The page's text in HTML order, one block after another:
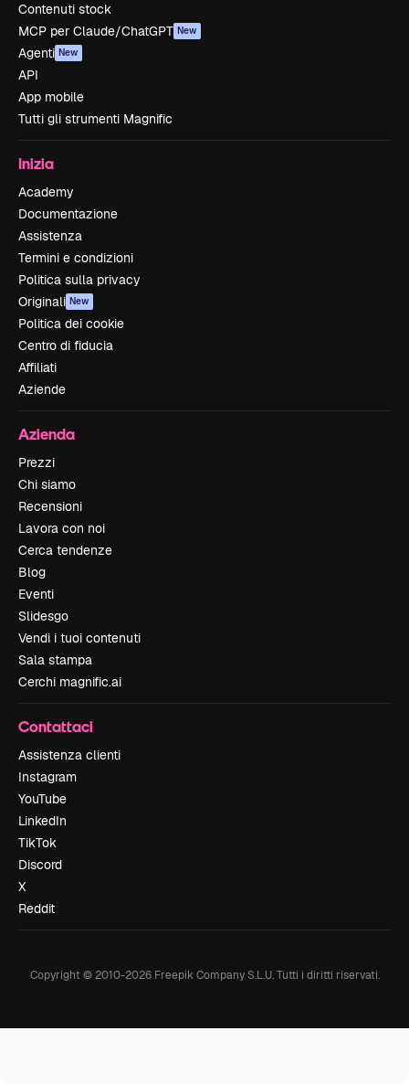
Contenuti stock
MCP per Claude/ChatGPT New
Agenti New
API
App mobile
Tutti gli strumenti Magnific
Inizia
Academy
Documentazione
Assistenza
Termini e condizioni
Politica sulla privacy
Originali New
Politica dei cookie
Centro di fiducia
Affiliati
Aziende
Azienda
Prezzi
Chi siamo
Recensioni
Lavora con noi
Cerca tendenze
Blog
Eventi
Slidesgo
Vendi i tuoi contenuti
Sala stampa
Cerchi magnific.ai
Contattaci
Assistenza clienti
Instagram
YouTube
LinkedIn
TikTok
Discord
X
Reddit
Copyright © 2010-2026Freepik Company S.L.U. Tutti i diritti riservati.